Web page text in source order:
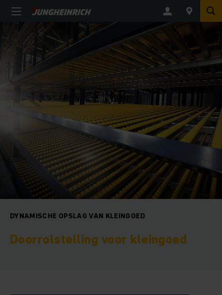
DYNAMISCHE OPSLAG VAN KLEINGOED
Doorrolstelling voor kleingoed